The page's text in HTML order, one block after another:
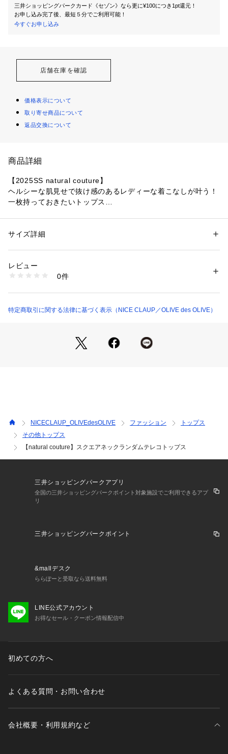
三井ショッピングパークカード《セゾン》なら更に¥100につき1pt還元！
お申し込み完了後、最短５分でご利用可能！
今すぐお申し込み
店舗在庫を確認
価格表示について
取り寄せ商品について
返品交換について
商品詳細
【2025SS natural couture】
ヘルシーな肌見せで抜け感のあるレディーな着こなしが叶う！
一枚持っておきたいトップス
縦に凸凹の筋が入ったストライプ模様のリブカットソー。
いお作りになっております。
で、ボシンプルなボトムでも決まります。
きれいめのロングスカートやスラックスパンツを持ってきてい
やや伸縮性もあるので動きやすく、デイリー使いにぴったりで
す◎
透け感：なし
裏地：なし
伸縮性：ややあり
＊＊＊＊＊＊＊＊＊＊＊＊＊＊＊＊＊＊＊＊＊＊＊
＜ お気に入り追加がおすすめ ＞
・「?お気に入りに追加」で再入荷・ラスト１点・値下げなど
などお得な情報を受け取ることができます。
※詳しい洗濯方法については、商品の品質表示タグをご覧くだ
また、ご覧いただいているモニター画面や、お使いのブラウザ
せ。
性別：レディース
素材：コットン 95% ポリウレタン 5%
商品番号：
0351060060 （ショップ）
サイズ詳細
レビュー
0件
特定商取引に関する法律に基づく表示（NICE CLAUP／OLIVE des OLIVE）
NICECLAUP_OLIVEdesOLIVE ファッション
トップス
その他トップス
【natural couture】スクエアネックランダムテレコトップス
三井ショッピングパークアプリ
全国の三井ショッピングパークポイント対象施設でご利用できるアプ
リ
三井ショッピングパークポイント
&mallデスク
ららぽーと受取なら送料無料
LINE公式アカウント
お得なセール・クーポン情報配信中
初めての方へ
よくある質問・お問い合わせ
会社概要・利用規約など